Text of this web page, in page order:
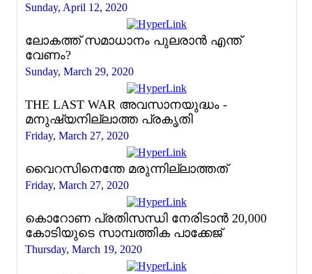
Sunday, April 12, 2020
ലോകത്ത് സമാധാനം പുലരാൻ എന്ത്
വേണം?
Sunday, March 29, 2020
THE LAST WAR അവസാനയുദ്ധം -
മനുഷ്യനില്ലാത്ത പ്രകൃതി
Friday, March 27, 2020
വൈറസിനെന്തേ മരുന്നില്ലാത്തത്
Friday, March 27, 2020
കൊറോണ പ്രതിസന്ധി നേരിടാൻ 20,000
കോടിയുടെ സാമ്പത്തിക പാക്കേജ്
Thursday, March 19, 2020